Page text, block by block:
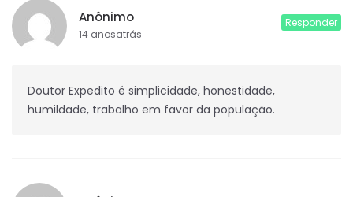
Anônimo
14 anosatrás
Responder
Doutor Expedito é simplicidade, honestidade,
humildade, trabalho em favor da população.